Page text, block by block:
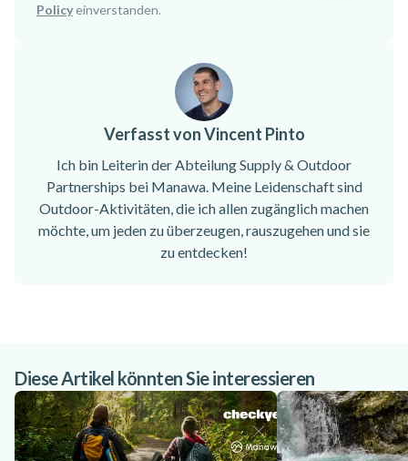
Policyeinverstanden.
Verfasst von Vincent Pinto
Ich bin Leiterin der Abteilung Supply & Outdoor
Partnerships bei Manawa. Meine Leidenschaft sind
Outdoor-Aktivitäten, die ich allen zugänglich machen
möchte, um jeden zu überzeugen, rauszugehen und sie
zu entdecken!
Diese Artikel könnten Sie interessieren